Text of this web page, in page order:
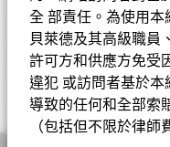
全 部責任。為使用本
貝萊德及其高級職員
許可方和供應方免受
違犯 或訪問者基於本
導致的任何和全部索
（包括但不限於律師
The chart has 1 Y axis
Values
-20
0
20
表現費
最低其後投資額
註冊地點
管理公司
截至 2026年6月30日
MICRON TECHNOLOGY
SANDISK CORP
TOWER
KLA CORP
投資分佈
半導體及半導體設備
電子設備，儀器儀表及零
技術硬件，存儲與外圍設
A10
USD
A2
EUR
A2
SEK
USD
可持續發展特徵可為投資
資訊，投資者可以用來評
特徵。 可持續發展特徵
金的潛在風險及回報程
投資者在評估基金時不應
業務參與
業務參與指標有助於投資
露在其中的具體活動。
ESG 整合
相關文件